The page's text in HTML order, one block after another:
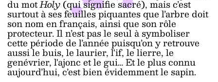
du motHoly(qui signifie sacré), mais c’est
surtout à ses feuilles piquantes que l’arbre doit
son nom en français, ainsi que son rôle
protecteur. Il n’est pas le seul à symboliser
cette période de l’année puisqu’on y retrouve
aussi le buis, le laurier, l'if, le lierre, le
genévrier, l'ajonc et le gui… Et le plus connu
aujourd’hui, c’est bien évidemment le sapin.